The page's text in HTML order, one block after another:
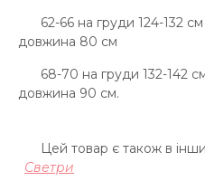
62-66 на груди 124-132
довжина 80 см
68-70 на груди 132-142
довжина 90 см.
Цей товар є також в
Светри